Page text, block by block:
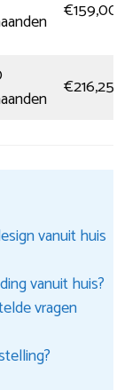
€159,00
€216,25
vanuit huis
vanuit huis?
vragen